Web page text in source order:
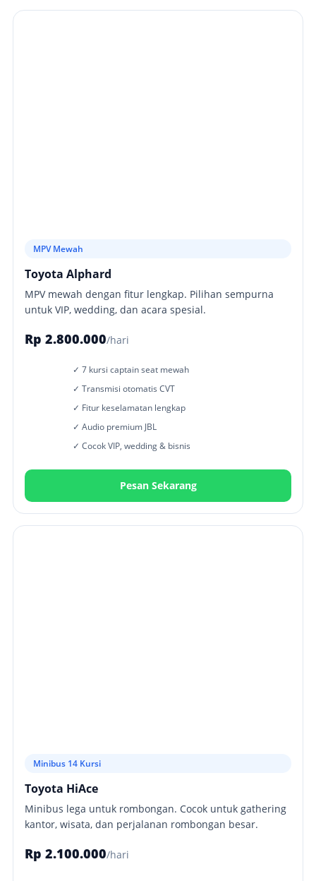
MPV Mewah
Toyota Alphard
MPV mewah dengan fitur lengkap. Pilihan sempurna
untuk VIP, wedding, dan acara spesial.
Rp 2.800.000/hari
✓ 7 kursi captain seat mewah
✓ Transmisi otomatis CVT
✓ Fitur keselamatan lengkap
✓ Audio premium JBL
✓ Cocok VIP, wedding & bisnis
Pesan Sekarang
Minibus 14 Kursi
Toyota HiAce
Minibus lega untuk rombongan. Cocok untuk gathering
kantor, wisata, dan perjalanan rombongan besar.
Rp 2.100.000/hari